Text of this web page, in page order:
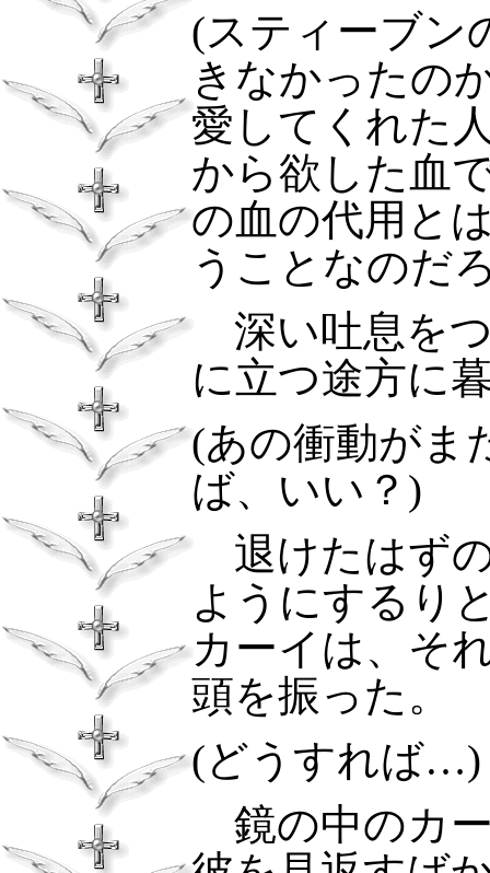
(スティーブン
きなかったの
愛してくれた
から欲した血
の血の代用と
うことなのだ
深い吐息を
に立つ途方に
(あの衝動がま
ば、いい？ )
退けたはず
ようにするり
カーイは、そ
頭を振った。
(どうすれば…)
鏡の中のカ